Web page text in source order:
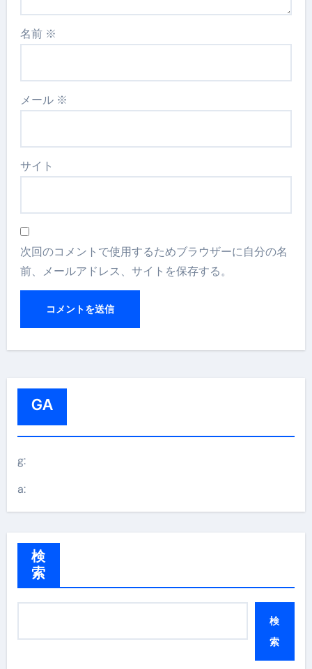
名前 ※
メール ※
サイト
次回のコメントで使用するためブラウザーに自分の名
前、メールアドレス、サイトを保存する。
GA
g:
a:
検
索
検
索